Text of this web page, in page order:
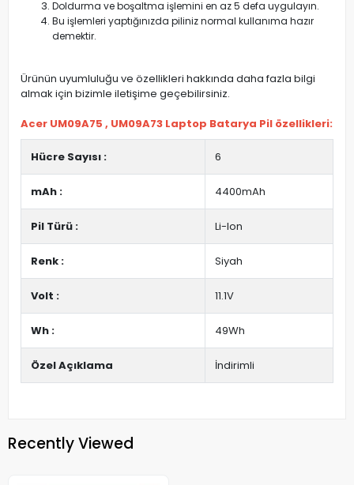
Doldurma ve boşaltma işlemini en az 5 defa uygulayın.
Bu işlemleri yaptığınızda piliniz normal kullanıma hazır
demektir.
Ürünün uyumluluğu ve özellikleri hakkında daha fazla bilgi
almak için bizimle iletişime geçebilirsiniz.
Acer UM09A75 , UM09A73 Laptop Batarya Pil özellikleri:
Hücre Sayısı : 6
mAh : 4400mAh
Pil Türü : Li-Ion
Renk : Siyah
Volt : 11.1V
Wh : 49Wh
Özel Açıklama İndirimli
Recently Viewed